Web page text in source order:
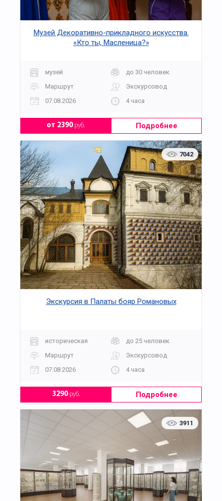
Музей Декоративно-прикладного искусства.
«Кто ты, Масленица?»
музей
до 30 человек
Маршрут
Экскурсовод
07.08.2026
4 часа
от 2390руб. Подробнее
7042
Экскурсия в Палаты бояр Романовых
историческая
до 25 человек
Маршрут
Экскурсовод
07.08.2026
4 часа
3290руб. Подробнее
3911